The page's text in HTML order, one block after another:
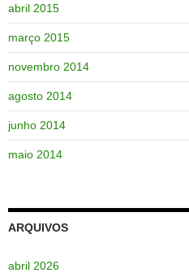
abril 2015
março 2015
novembro 2014
agosto 2014
junho 2014
maio 2014
ARQUIVOS
abril 2026